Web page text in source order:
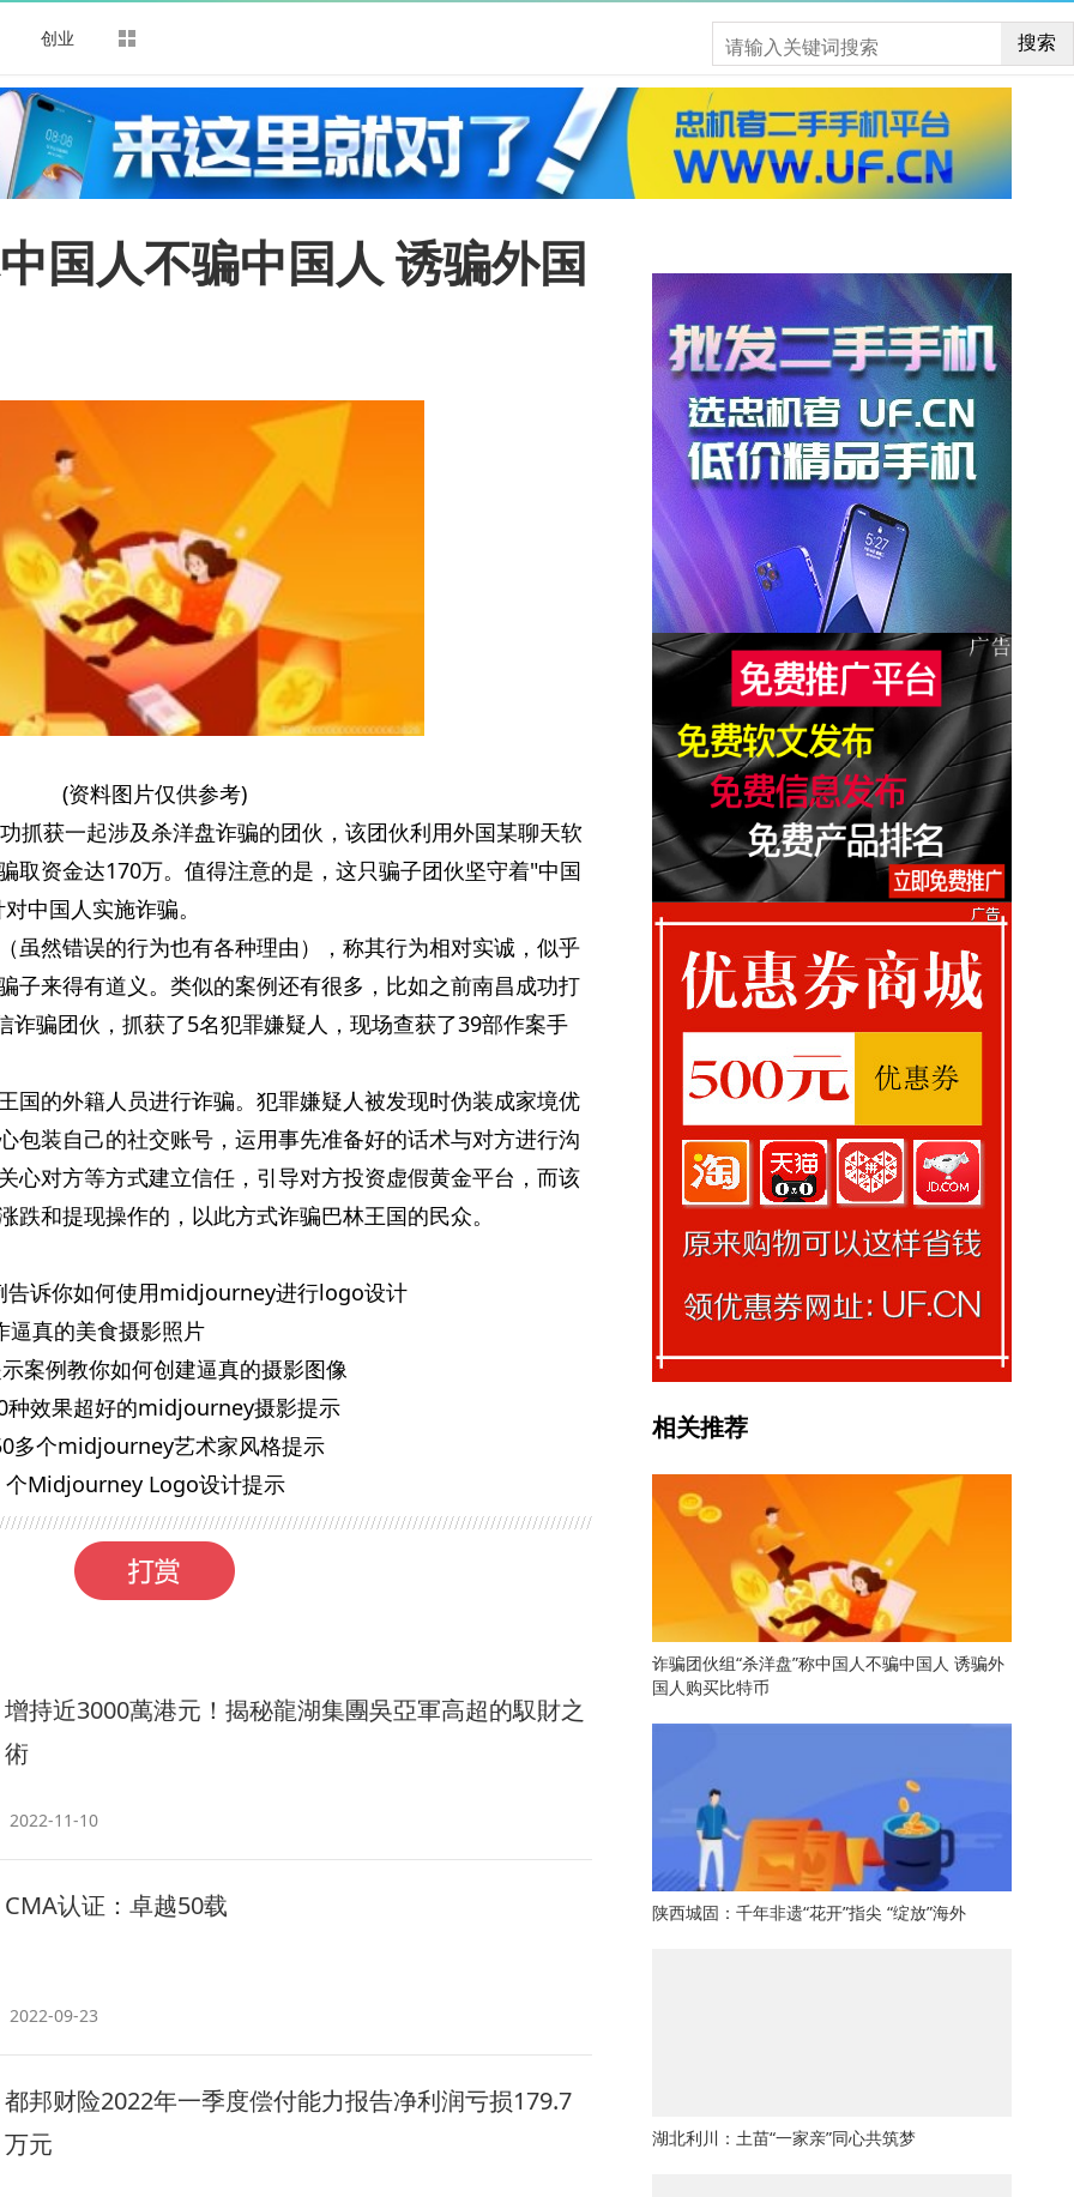
创业 搜索
国人不骗中国人 诱骗外国
(资料图片仅供参考)
抓获一起涉及杀洋盘诈骗的团伙，该团伙利用外国某聊天软
取资金达170万。值得注意的是，这只骗子团伙坚守着"中国
中国人实施诈骗。
虽然错误的行为也有各种理由），称其行为相对实诚，似乎
子来得有道义。类似的案例还有很多，比如之前南昌成功打
诈骗团伙，抓获了5名犯罪嫌疑人，现场查获了39部作案手
国的外籍人员进行诈骗。犯罪嫌疑人被发现时伪装成家境优
包装自己的社交账号，运用事先准备好的话术与对方进行沟
心对方等方式建立信任，引导对方投资虚假黄金平台，而该
跌和提现操作的，以此方式诈骗巴林王国的民众。
诉你如何使用midjourney进行logo设计
真的美食摄影照片
案例教你如何创建逼真的摄影图像
效果超好的midjourney摄影提示
多个midjourney艺术家风格提示
个Midjourney Logo设计提示
增持近3000萬港元！揭秘龍湖集團吳亞軍高超的馭財之
術
2022-11-10
CMA认证：卓越50载
2022-09-23
都邦财险2022年一季度偿付能力报告净利润亏损179.7
万元
相关推荐
诈骗团伙组“杀洋盘”称中国人不骗中国人 诱骗外
国人购买比特币
陕西城固：千年非遗“花开”指尖 “绽放”海外
湖北利川：土苗“一家亲”同心共筑梦